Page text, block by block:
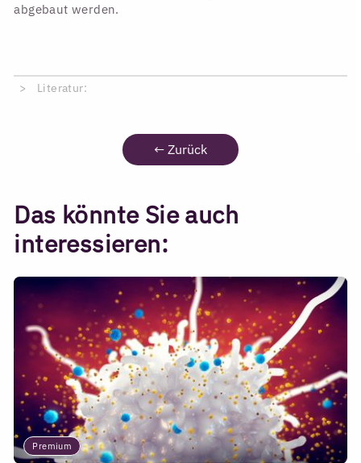
abgebaut werden.
Literatur:
← Zurück
Das könnte Sie auch
interessieren:
Premium